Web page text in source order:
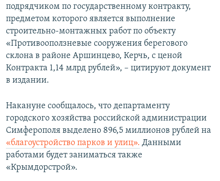
подрядчиком по государственному контракту,
предметом которого является выполнение
строительно-монтажных работ по объекту
«Противооползневые сооружения берегового
склона в районе Аршинцево, Керчь, с ценой
Контракта 1,14 млрд рублей», – цитируют документ
в издании.
Накануне сообщалось, что департаменту
городского хозяйства российской администрации
Симферополя выделено 896,5 миллионов рублей на
«благоустройство парков и улиц». Данными
работами будет заниматься также
«Крымдорстрой».